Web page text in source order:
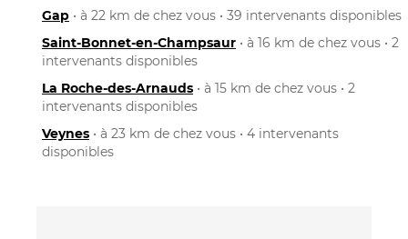
Gap • à 22 km de chez vous • 39 intervenants disponibles
Saint-Bonnet-en-Champsaur • à 16 km de chez vous • 2
intervenants disponibles
La Roche-des-Arnauds • à 15 km de chez vous • 2
intervenants disponibles
Veynes • à 23 km de chez vous • 4 intervenants
disponibles